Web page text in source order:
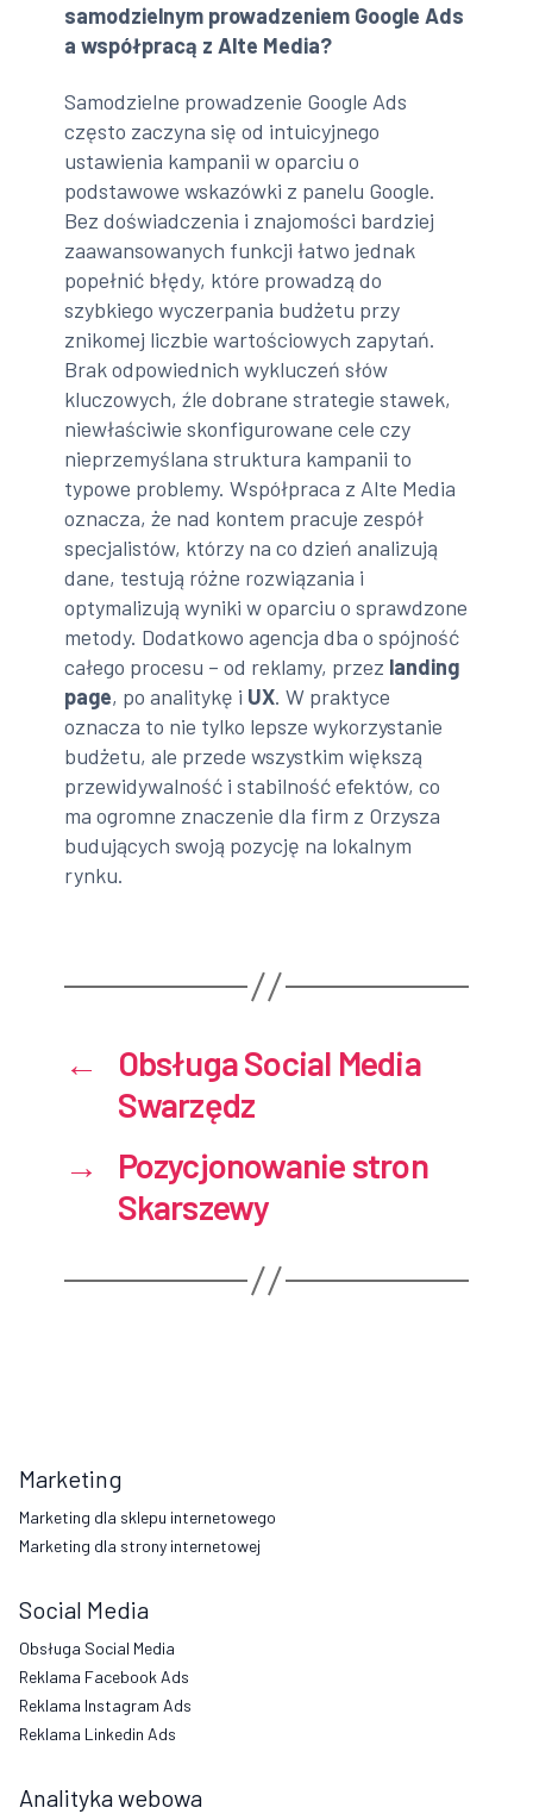
samodzielnym prowadzeniem Google Ads
a współpracą z Alte Media?
Samodzielne prowadzenie Google Ads
często zaczyna się od intuicyjnego
ustawienia kampanii w oparciu o
podstawowe wskazówki z panelu Google.
Bez doświadczenia i znajomości bardziej
zaawansowanych funkcji łatwo jednak
popełnić błędy, które prowadzą do
szybkiego wyczerpania budżetu przy
znikomej liczbie wartościowych zapytań.
Brak odpowiednich wykluczeń słów
kluczowych, źle dobrane strategie stawek,
niewłaściwie skonfigurowane cele czy
nieprzemyślana struktura kampanii to
typowe problemy. Współpraca z Alte Media
oznacza, że nad kontem pracuje zespół
specjalistów, którzy na co dzień analizują
dane, testują różne rozwiązania i
optymalizują wyniki w oparciu o sprawdzone
metody. Dodatkowo agencja dba o spójność
całego procesu – od reklamy, przez landing
page, po analitykę i UX. W praktyce
oznacza to nie tylko lepsze wykorzystanie
budżetu, ale przede wszystkim większą
przewidywalność i stabilność efektów, co
ma ogromne znaczenie dla firm z Orzysza
budujących swoją pozycję na lokalnym
rynku.
←
Obsługa Social Media
Swarzędz
→
Pozycjonowanie stron
Skarszewy
Marketing
Marketing dla sklepu internetowego
Marketing dla strony internetowej
Social Media
Obsługa Social Media
Reklama Facebook Ads
Reklama Instagram Ads
Reklama Linkedin Ads
Analityka webowa